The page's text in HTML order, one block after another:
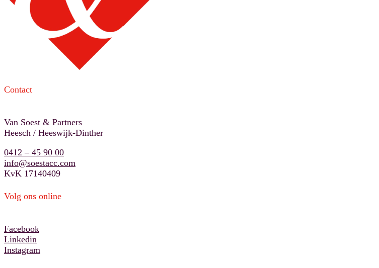
Contact
Van Soest & Partners
Heesch / Heeswijk-Dinther
0412 – 45 90 00
info@soestacc.com
KvK 17140409
Volg ons online
Facebook
Linkedin
Instagram